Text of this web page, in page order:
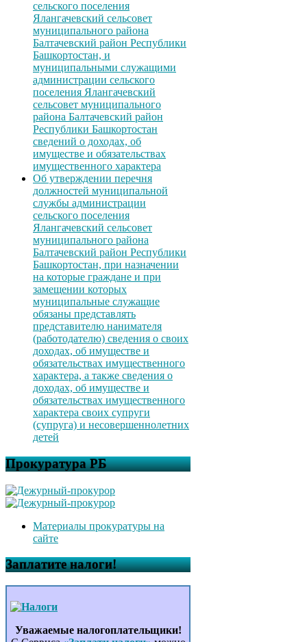
сельского поселения
Ялангачевский сельсовет
муниципального района
Балтачевский район Республики
Башкортостан, и
муниципальными служащими
администрации сельского
поселения Ялангачевский
сельсовет муниципального
района Балтачевский район
Республики Башкортостан
сведений о доходах, об
имуществе и обязательствах
имущественного характера
Об утверждении перечня
должностей муниципальной
службы администрации
сельского поселения
Ялангачевский сельсовет
муниципального района
Балтачевский район Республики
Башкортостан, при назначении
на которые граждане и при
замещении которых
муниципальные служащие
обязаны представлять
представителю нанимателя
(работодателю) сведения о своих
доходах, об имуществе и
обязательствах имущественного
характера, а также сведения о
доходах, об имуществе и
обязательствах имущественного
характера своих супруги
(супруга) и несовершеннолетних
детей
Прокуратура РБ
Материалы прокуратуры на
сайте
Заплатите налоги!
Уважаемые налогоплательщики!